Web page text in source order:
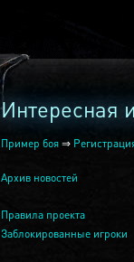
Интересная
Пример боя ⇒
Архив новостей
Правила проекта
Заблокированные игроки